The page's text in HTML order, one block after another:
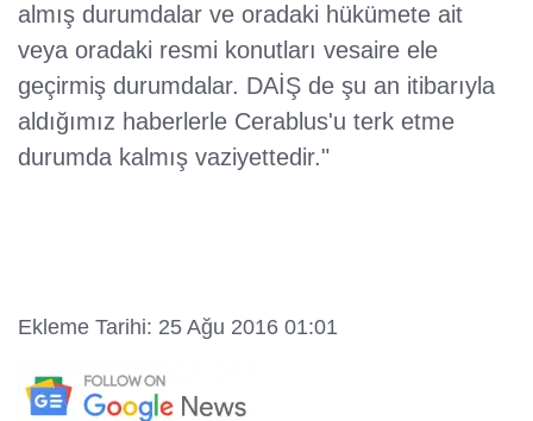
almış durumdalar ve oradaki hükümete ait
veya oradaki resmi konutları vesaire ele
geçirmiş durumdalar. DAİŞ de şu an itibarıyla
aldığımız haberlerle Cerablus'u terk etme
durumda kalmış vaziyettedir."
Ekleme Tarihi: 25 Ağu 2016 01:01